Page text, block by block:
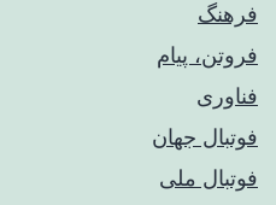
فرهنگ
فروتن، پیام
فناوری
فوتبال جهان
فوتبال ملی